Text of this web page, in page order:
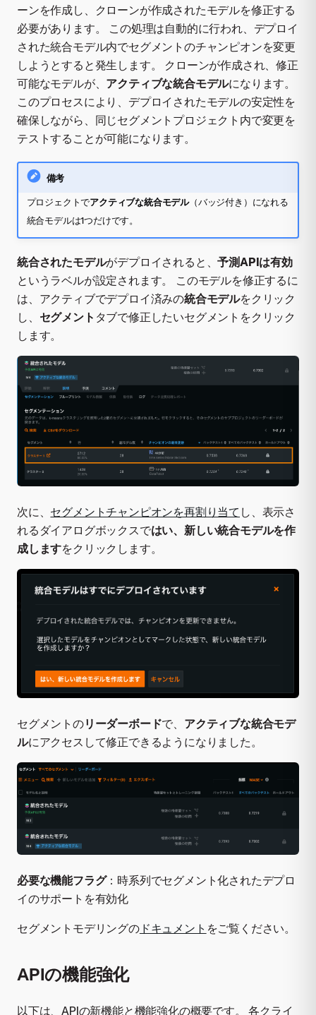
ーンを作成し、クローンが作成されたモデルを修正する
必要があります。 この処理は自動的に行われ、デプロイ
された統合モデル内でセグメントのチャンピオンを変更
しようとすると発生します。 クローンが作成され、修正
可能なモデルが、 アクティブな統合モデルになります。
このプロセスにより、デプロイされたモデルの安定性を
確保しながら、同じセグメントプロジェクト内で変更を
テストすることが可能になります。
備考
プロジェクトでアクティブな統合モデル（バッジ付き）になれる
統合モデルは1つだけです。
統合されたモデルがデプロイされると、予測APIは有効
というラベルが設定されます。 このモデルを修正するに
は、アクティブでデプロイ済みの統合モデルをクリック
し、 セグメント タブで修正したいセグメントをクリック
します。
次に、 セグメントチャンピオンを再割り当て し、表示さ
れるダイアログボックスではい、新しい統合モデルを作
成しますをクリックします。
セグメントのリーダーボードで、 アクティブな統合モデ
ルにアクセスして修正できるようになりました。
必要な機能フラグ：時系列でセグメント化されたデプロ
イのサポートを有効化
セグメントモデリングのドキュメント をご覧ください。
APIの機能強化
以下は、APIの新機能と機能強化の概要です。 各クライ